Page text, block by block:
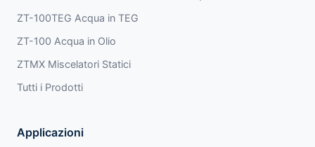
ZT-100TEG Acqua in TEG
ZT-100 Acqua in Olio
ZTMX Miscelatori Statici
Tutti i Prodotti
Applicazioni